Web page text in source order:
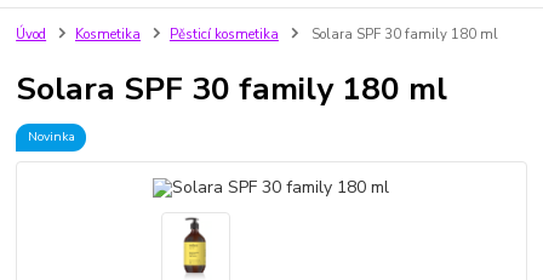
Úvod Kosmetika Pěsticí kosmetika Solara SPF 30 family 180 ml
Solara SPF 30 family 180 ml
Novinka